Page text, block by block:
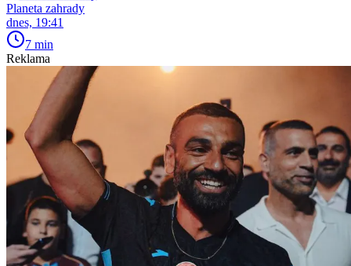
Planeta zahrady
dnes, 19:41
7 min
Reklama